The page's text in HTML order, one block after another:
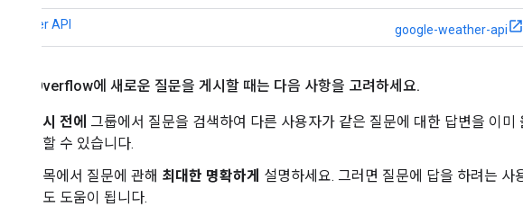
Weather API google-weather-api
Stack Overflow에 새로운 질문을 게시할 때는 다음 사항을 고려하세요.
게시 전에 그룹에서 질문을 검색하여 다른 사용자가 같은 질문에 대한 답변을 이
색할 수 있습니다.
제목에서 질문에 관해 최대한 명확하게 설명하세요. 그러면 질문에 답을 하려는 사
게도 도움이 됩니다.